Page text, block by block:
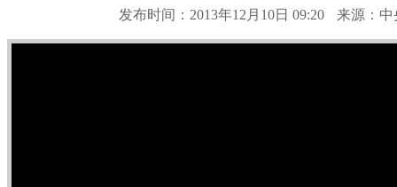
发布时间：2013年12月10日 09:20 来源：中